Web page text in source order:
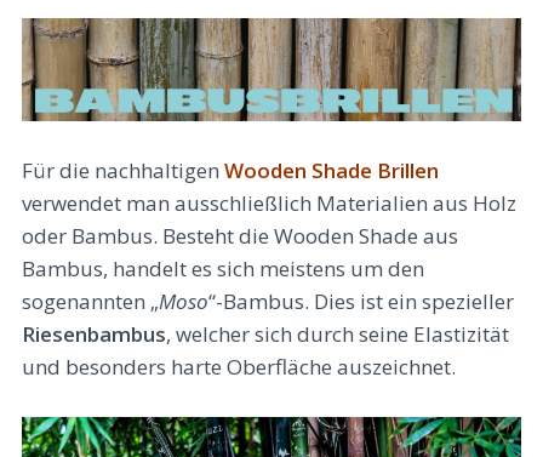
Für die nachhaltigen Wooden Shade Brillen
verwendet man ausschließlich Materialien aus Holz
oder Bambus. Besteht die Wooden Shade aus
Bambus, handelt es sich meistens um den
sogenannten „Moso“-Bambus. Dies ist ein spezieller
Riesenbambus, welcher sich durch seine Elastizität
und besonders harte Oberfläche auszeichnet.